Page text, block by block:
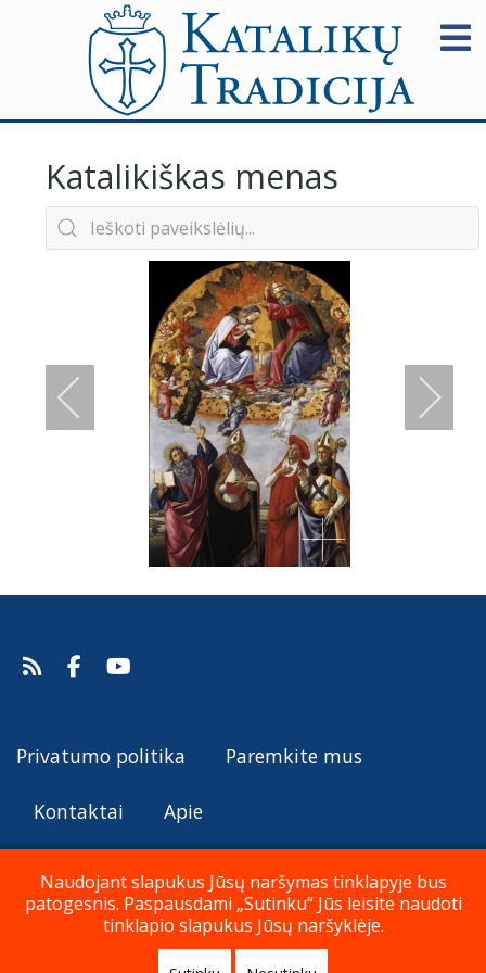
Katalikiškas menas
Privatumo politika Paremkite mus
Kontaktai Apie
© Katalikų Tradicija 2019 - 2026
Naudojant slapukus Jūsų naršymas tinklapyje bus
patogesnis. Paspausdami „Sutinku“ Jūs leisite naudoti
tinklapio slapukus Jūsų naršyklėje.